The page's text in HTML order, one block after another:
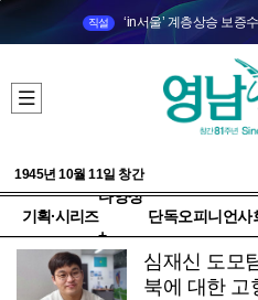
직설 ‘in서울’ 계층상승 보증
1945년 10월 11일 창간
기획·시리즈
다양성
+
단독오피니언사
심재신 도모
북에 대한 고